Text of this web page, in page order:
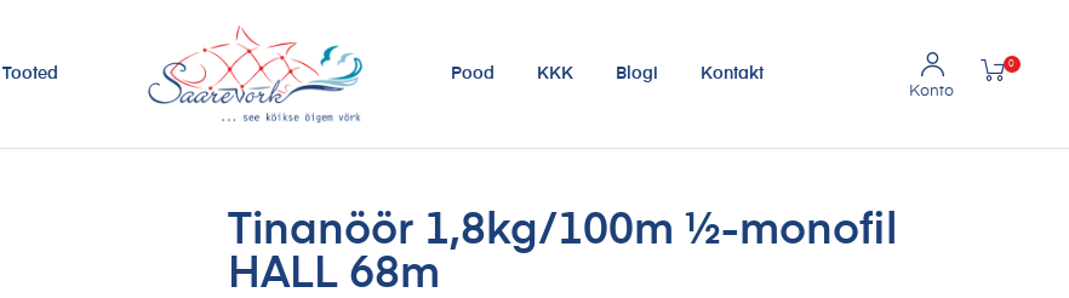
Tooted Pood KKK Blogi Kontakt
0
Tinanöör 1,8kg/100m ½-monofil
HALL 68m